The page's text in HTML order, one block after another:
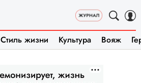
Стиль жизни Культура Вояж